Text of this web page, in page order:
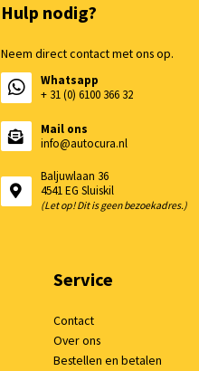
Hulp nodig?
Neem direct contact met ons op.
Whatsapp
+ 31 (0) 6100 366 32
Mail ons
info@autocura.nl
Baljuwlaan 36
4541 EG Sluiskil
(Let op! Dit is geen bezoekadres.)
Service
Contact
Over ons
Bestellen en betalen